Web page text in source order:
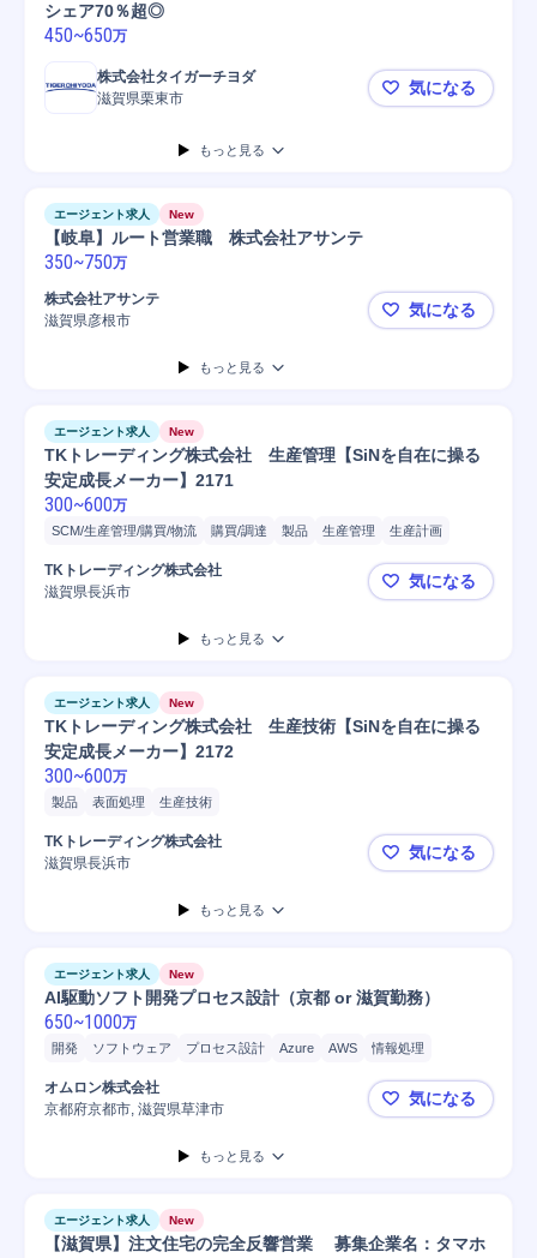
シェア70％超◎
450~650万
株式会社タイガーチヨダ
滋賀県栗東市
滋賀【メン
気になる
もっと見る
エージェント求人 New
【岐阜】ルート営業職 株式会社アサンテ
350~750万
株式会社アサンテ
滋賀県彦根市
【岐阜】ル
気になる
もっと見る
エージェント求人 New
TKトレーディング株式会社 生産管理【SiNを自在に操る
安定成長メーカー】2171
300~600万
SCM/生産管理/購買/物流 購買/調達 製品 生産管理
生産計画
TKトレーディング株式会社
滋賀県長浜市
TKトレー
気になる
もっと見る
エージェント求人 New
TKトレーディング株式会社 生産技術【SiNを自在に操る
安定成長メーカー】2172
300~600万
製品 表面処理 生産技術
TKトレーディング株式会社
滋賀県長浜市
TKトレー
気になる
もっと見る
エージェント求人 New
AI駆動ソフト開発プロセス設計（京都 or 滋賀勤務）
650~1000万
開発 ソフトウェア プロセス設計 Azure AWS 情報処理
オムロン株式会社
京都府京都市, 滋賀県草津市
AI駆動ソフ
気になる
もっと見る
エージェント求人 New
【滋賀県】注文住宅の完全反響営業 募集企業名：タマホ